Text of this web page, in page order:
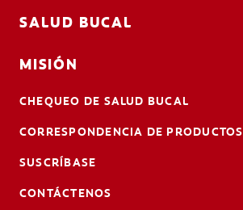
SALUD BUCAL
MISIÓN
CHEQUEO DE SALUD BUCAL
CORRESPONDENCIA DE PRODUCTOS
SUSCRÍBASE
CONTÁCTENOS